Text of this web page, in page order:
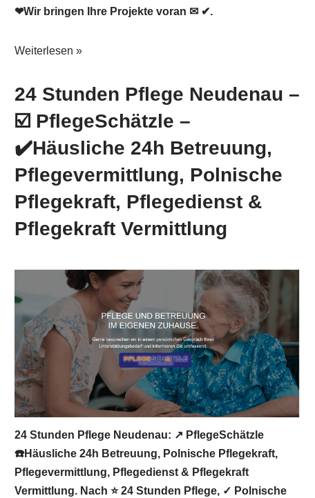
❤Wir bringen Ihre Projekte voran ✉ ✔.
Weiterlesen »
24 Stunden Pflege Neudenau –
☑️ PflegeSchätzle –
✔️Häusliche 24h Betreuung,
Pflegevermittlung, Polnische
Pflegekraft, Pflegedienst &
Pflegekraft Vermittlung
24 Stunden Pflege Neudenau: ↗️ PflegeSchätzle
☎️Häusliche 24h Betreuung, Polnische Pflegekraft,
Pflegevermittlung, Pflegedienst & Pflegekraft
Vermittlung. Nach ⭐ 24 Stunden Pflege, ✓ Polnische